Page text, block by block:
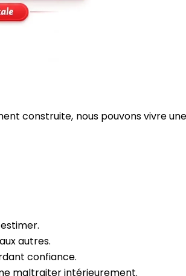
construite, nous pouvons vivre
autres.
confiance.
maltraiter intérieurement.